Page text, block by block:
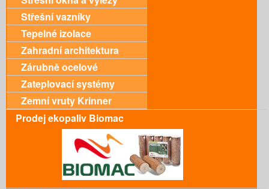
Střešní vazníky
Tepelné izolace
Zahradní architektura
Zárubně ocelové
Zateplovací systémy
Zemní vruty Krinner
Prodej ekopaliv Biomac